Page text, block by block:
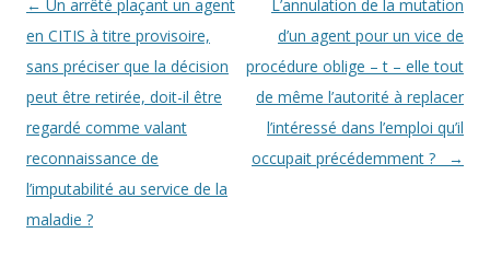
Navigation des articles
← Un arrêté plaçant un agent
en CITIS à titre provisoire,
sans préciser que la décision
peut être retirée, doit-il être
regardé comme valant
reconnaissance de
l’imputabilité au service de la
maladie ?
L’annulation de la mutation
d’un agent pour un vice de
procédure oblige – t – elle tout
de même l’autorité à replacer
l’intéressé dans l’emploi qu’il
occupait précédemment ?
→